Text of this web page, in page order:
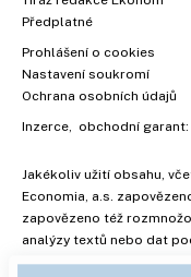
Předplatné
Prohlášení o cookies
Nastavení soukromí
Ochrana osobních údajů
Inzerce, obchodní garant:
Jakékoliv užití obsahu,
Economia, a.s.
zapovězeno též
analýzy textů nebo dat